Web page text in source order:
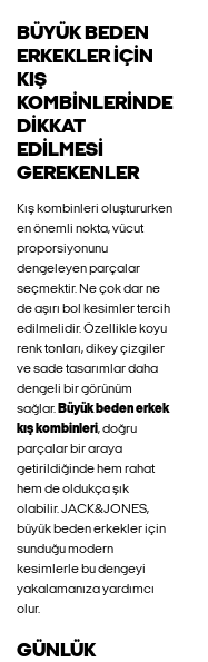
BÜYÜK BEDEN
ERKEKLER İÇIN
KIŞ
KOMBINLERINDE
DIKKAT
EDILMESI
GEREKENLER
Kış kombinleri oluştururken
en önemli nokta, vücut
proporsiyonunu
dengeleyen parçalar
seçmektir. Ne çok dar ne
de aşırı bol kesimler tercih
edilmelidir. Özellikle koyu
renk tonları, dikey çizgiler
ve sade tasarımlar daha
dengeli bir görünüm
sağlar. Büyük beden erkek
kış kombinleri, doğru
parçalar bir araya
getirildiğinde hem rahat
hem de oldukça şık
olabilir. JACK&JONES,
büyük beden erkekler için
sunduğu modern
kesimlerle bu dengeyi
yakalamanıza yardımcı
olur.
GÜNLÜK